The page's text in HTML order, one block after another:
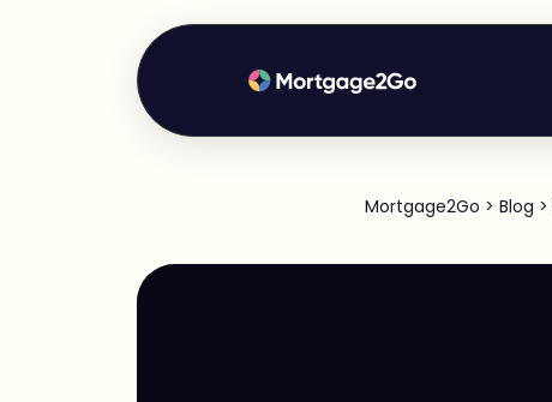
Mortgage2Go > Blog >